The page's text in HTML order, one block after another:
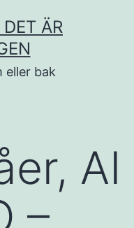
ÄR
eller bak
AI
–